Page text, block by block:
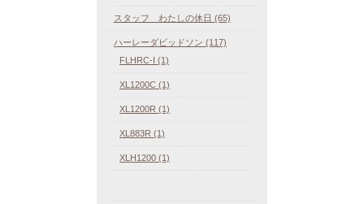
スタッフ わたしの休日 (65)
ハーレーダビッドソン (117)
FLHRC-I (1)
XL1200C (1)
XL1200R (1)
XL883R (1)
XLH1200 (1)